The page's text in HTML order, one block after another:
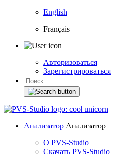
English
Français
Авторизоваться
Зарегистрироваться
Анализатор Анализатор
О PVS-Studio
Скачать PVS-Studio